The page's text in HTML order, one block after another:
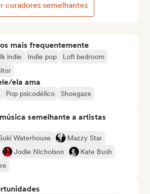
mais frequentemente
indie Indie pop
Lofi bedroom
ela ama
Pop psicodélico Shoegaze
semelhante a artistas
Waterhouse
Mazzy Star
Jodie Nicholson
Kate Bush
curadores semelhantes